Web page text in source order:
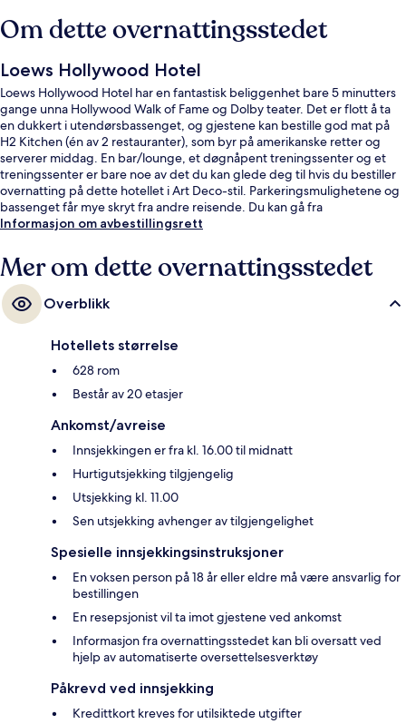
Om dette overnattingsstedet
Loews Hollywood Hotel
Loews Hollywood Hotel har en fantastisk beliggenhet bare 5 minutters
gange unna Hollywood Walk of Fame og Dolby teater. Det er flott å ta
en dukkert i utendørsbassenget, og gjestene kan bestille god mat på
H2 Kitchen (én av 2 restauranter), som byr på amerikanske retter og
serverer middag. En bar/lounge, et døgnåpent treningssenter og et
treningssenter er bare noe av det du kan glede deg til hvis du bestiller
overnatting på dette hotellet i Art Deco-stil. Parkeringsmulighetene og
bassenget får mye skryt fra andre reisende. Du kan gå fra
overnattingsstedet til offentlig transport: Hollywood - Highland Station
Informasjon om avbestillingsrett
Mer om dette overnattingsstedet
Overblikk
Hotellets størrelse
628 rom
Består av 20 etasjer
Ankomst/avreise
Innsjekkingen er fra kl. 16.00 til midnatt
Hurtigutsjekking tilgjengelig
Utsjekking kl. 11.00
Sen utsjekking avhenger av tilgjengelighet
Spesielle innsjekkingsinstruksjoner
En voksen person på 18 år eller eldre må være ansvarlig for
bestillingen
En resepsjonist vil ta imot gjestene ved ankomst
Informasjon fra overnattingsstedet kan bli oversatt ved
hjelp av automatiserte oversettelsesverktøy
Påkrevd ved innsjekking
Kredittkort kreves for utilsiktede utgifter